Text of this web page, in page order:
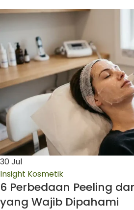
30Jul
Insight Kosmetik
6 Perbedaan Peeling
yang Wajib Dipahami